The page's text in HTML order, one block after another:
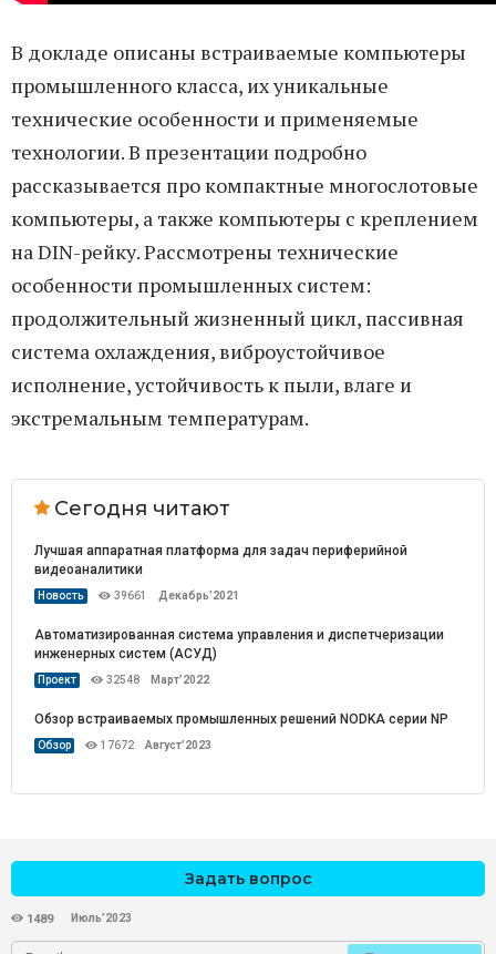
В докладе описаны встраиваемые компьютеры
промышленного класса, их уникальные
технические особенности и применяемые
технологии. В презентации подробно
рассказывается про компактные многослотовые
компьютеры, а также компьютеры с креплением
на DIN-рейку. Рассмотрены технические
особенности промышленных систем:
продолжительный жизненный цикл, пассивная
система охлаждения, виброустойчивое
исполнение, устойчивость к пыли, влаге и
экстремальным температурам.
Сегодня читают
Лучшая аппаратная платформа для задач периферийной
видеоаналитики
Новость 39661 Декабрь’2021
Автоматизированная система управления и диспетчеризации
инженерных систем (АСУД)
Проект 32548 Март’2022
Обзор встраиваемых промышленных решений NODKA серии NP
Обзор 17672 Август’2023
Задать вопрос
1489 Июль’2023